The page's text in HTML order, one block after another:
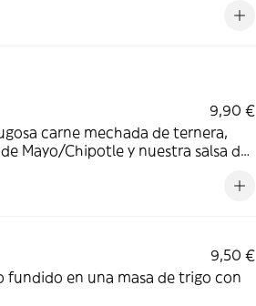
9,90 €
carne mechada de ternera,
Mayo/Chipotle y nuestra salsa de
9,50 €
fundido en una masa de trigo con